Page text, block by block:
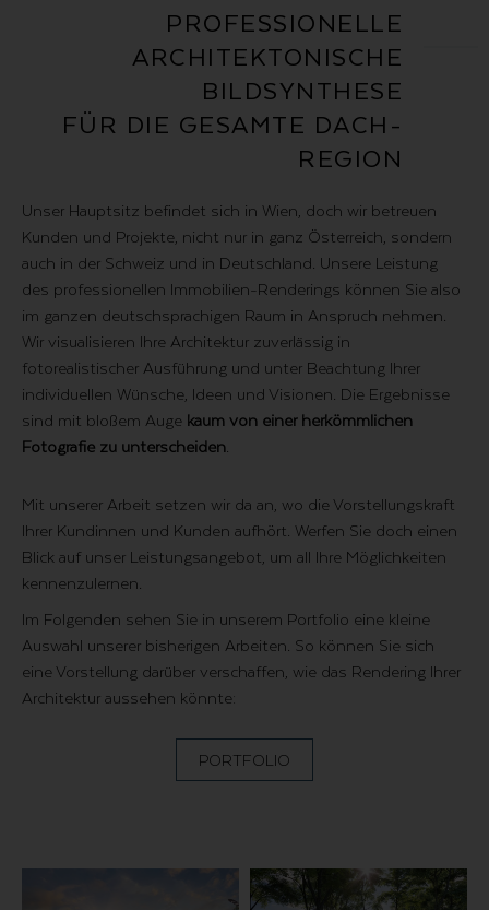
PROFESSIONELLE
ARCHITEKTONISCHE
BILDSYNTHESE
FÜR DIE GESAMTE DACH-
REGION
Unser Hauptsitz befindet sich in Wien, doch wir betreuen
Kunden und Projekte, nicht nur in ganz Österreich, sondern
auch in der Schweiz und in Deutschland. Unsere Leistung
des professionellen Immobilien-Renderings können Sie also
im ganzen deutschsprachigen Raum in Anspruch nehmen.
Wir visualisieren Ihre Architektur zuverlässig in
fotorealistischer Ausführung und unter Beachtung Ihrer
individuellen Wünsche, Ideen und Visionen. Die Ergebnisse
sind mit bloßem Auge kaum von einer herkömmlichen
Fotografie zu unterscheiden
Mit unserer Arbeit setzen wir da an, wo die Vorstellungskraft
Ihrer Kundinnen und Kunden aufhört. Werfen Sie doch einen
Blick auf unser Leistungsangebot , um all Ihre Möglichkeiten
kennenzulernen.
Im Folgenden sehen Sie in unserem Portfolio eine kleine
Auswahl unserer bisherigen Arbeiten. So können Sie sich
eine Vorstellung darüber verschaffen, wie das Rendering Ihrer
Architektur aussehen könnte:
PORTFOLIO